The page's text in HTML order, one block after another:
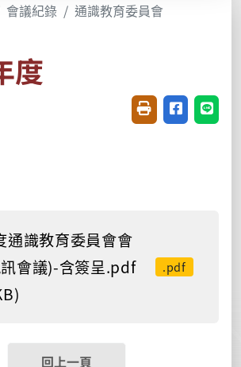
會議紀錄
通識教育委員會
度
友善列印(開新視
分享至臉書
分享
通識教育委員會會
會議)-含簽呈.pdf
.pdf
回上一頁